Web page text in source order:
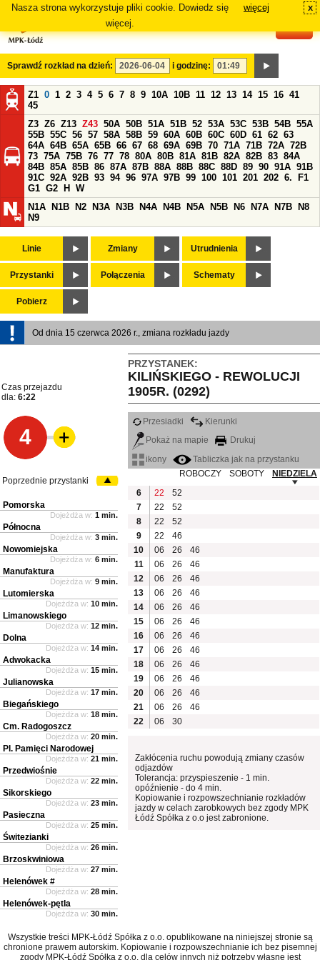
Nasza strona wykorzystuje pliki cookie. Dowiedz się
więcej.
więcej x
Sprawdź rozkład na dzień: i godzinę:
Z1 0 1 2 3 4 5 6 7 8 9 10A 10B 11 12 13 14 15 16 41
45
Z3 Z6 Z13 Z43 50A 50B 51A 51B 52 53A 53C 53B 54B 55A
55B 55C 56 57 58A 58B 59 60A 60B 60C 60D 61 62 63
64A 64B 65A 65B 66 67 68 69A 69B 70 71A 71B 72A 72B
73 75A 75B 76 77 78 80A 80B 81A 81B 82A 82B 83 84A
84B 85A 85B 86 87A 87B 88A 88B 88C 88D 89 90 91A 91B
91C 92A 92B 93 94 96 97A 97B 99 100 101 201 202 6.
F1
G1 G2 H
W
N1A
N1B N2 N3A N3B N4A N4B N5A N5B N6 N7A N7B
N8
N9
Linie Zmiany Utrudnienia
Przystanki Połączenia Schematy
Pobierz
Od dnia 15 czerwca 2026 r., zmiana rozkładu jazdy
PRZYSTANEK:
KILIŃSKIEGO - REWOLUCJI
1905R. (0292)
Czas przejazdu
dla: 6:22
4
Przesiadki
Kierunki
Pokaż na mapie
Drukuj
ikony
Tabliczka jak na przystanku
ROBOCZY
SOBOTY
NIEDZIELA
6
22
52
7
22
52
8
22
52
9
22
46
10
06 26
46
11
06 26
46
12
06 26
46
13
06 26
46
14
06 26
46
15
06 26
46
16
06 26
46
17
06 26
46
18
06 26
46
19
06 26
46
20
06 26
46
21
06 26
46
22
06 30
Zakłócenia ruchu powodują zmiany czasów
odjazdów
Tolerancja: przyspieszenie - 1 min.
opóźnienie - do 4 min.
Kopiowanie i rozpowszechnianie rozkładów
jazdy w celach zarobkowych bez zgody MPK
Łódź Spółka z o.o jest zabronione.
Poprzednie przystanki
Pomorska
Dojeżdża w: 1 min.
Północna
Dojeżdża w: 3 min.
Nowomiejska
Dojeżdża w: 6 min.
Manufaktura
Dojeżdża w: 9 min.
Lutomierska
Dojeżdża w: 10 min.
Limanowskiego
Dojeżdża w: 12 min.
Dolna
Dojeżdża w: 14 min.
Adwokacka
Dojeżdża w: 15 min.
Julianowska
Dojeżdża w: 17 min.
Biegańskiego
Dojeżdża w: 18 min.
Cm. Radogoszcz
Dojeżdża w: 20 min.
Pl. Pamięci Narodowej
Dojeżdża w: 21 min.
Przedwiośnie
Dojeżdża w: 22 min.
Sikorskiego
Dojeżdża w: 23 min.
Pasieczna
Dojeżdża w: 25 min.
Świtezianki
Dojeżdża w: 26 min.
Brzoskwiniowa
Dojeżdża w: 27 min.
Helenówek #
Dojeżdża w: 28 min.
Helenówek-pętla
Dojeżdża w: 30 min.
Wszystkie treści MPK-Łódź Spółka z o.o. opublikowane na niniejszej stronie są
chronione prawem autorskim. Kopiowanie i rozpowszechnianie ich bez pisemnej
zgody MPK-Łódź Spółka z o.o. dla celów innych niż potrzeby własne jest